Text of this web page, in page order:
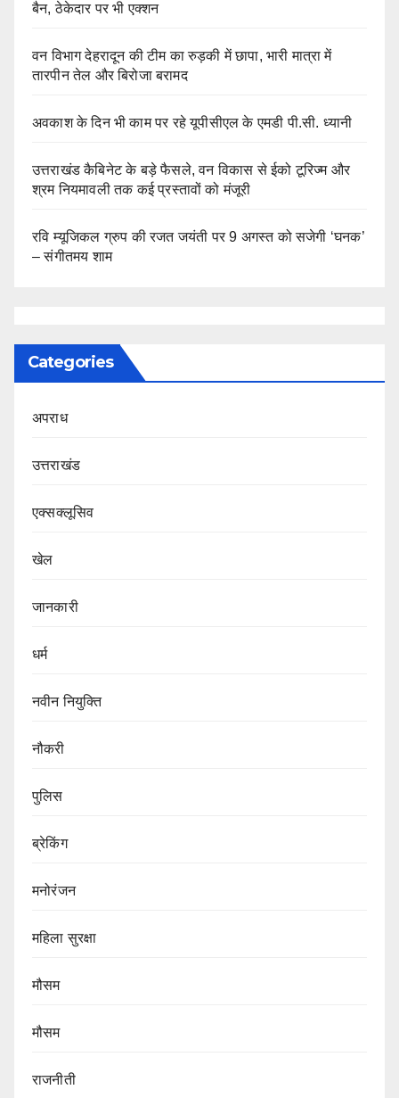
बैन, ठेकेदार पर भी एक्शन
वन विभाग देहरादून की टीम का रुड़की में छापा, भारी मात्रा में
तारपीन तेल और बिरोजा बरामद
अवकाश के दिन भी काम पर रहे यूपीसीएल के एमडी पी.सी. ध्यानी
उत्तराखंड कैबिनेट के बड़े फैसले, वन विकास से ईको टूरिज्म और
श्रम नियमावली तक कई प्रस्तावों को मंजूरी
रवि म्यूजिकल ग्रुप की रजत जयंती पर 9 अगस्त को सजेगी ‘घनक’
– संगीतमय शाम
Categories
अपराध
उत्तराखंड
एक्सक्लूसिव
खेल
जानकारी
धर्म
नवीन नियुक्ति
नौकरी
पुलिस
ब्रेकिंग
मनोरंजन
महिला सुरक्षा
मौसम
मौसम
राजनीती